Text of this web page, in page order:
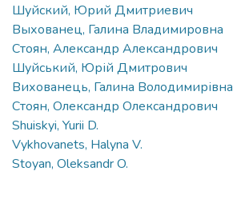
Шуйский, Юрий Дмитриевич
Выхованец, Галина Владимировна
Стоян, Александр Александрович
Шуйський, Юрій Дмитрович
Вихованець, Галина Володимирівна
Стоян, Олександр Олександрович
Shuiskyi, Yurii D.
Vykhovanets, Halyna V.
Stoyan, Oleksandr O.